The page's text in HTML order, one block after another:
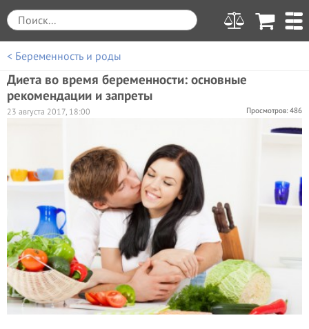
< Беременность и роды
Диета во время беременности: основные
рекомендации и запреты
Просмотров: 486
23 августа 2017, 18:00